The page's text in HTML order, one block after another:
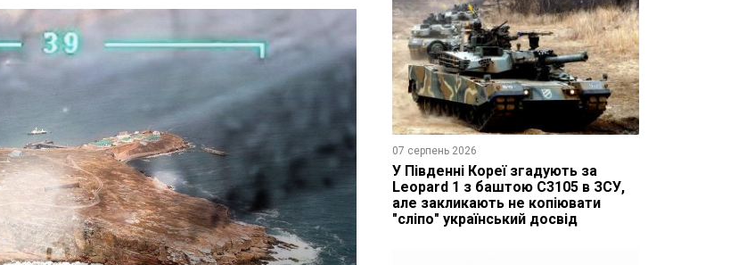
07 серпень 2026
У Південні Кореї згадують за
Leopard 1 з баштою C3105 в ЗСУ,
але закликають не копіювати
"сліпо" український досвід